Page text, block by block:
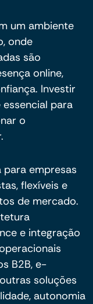
um ambiente
onde
são
online,
Investir
para
o
para empresas
flexíveis e
de mercado.
e integração
B2B, e-
soluções
autonomia